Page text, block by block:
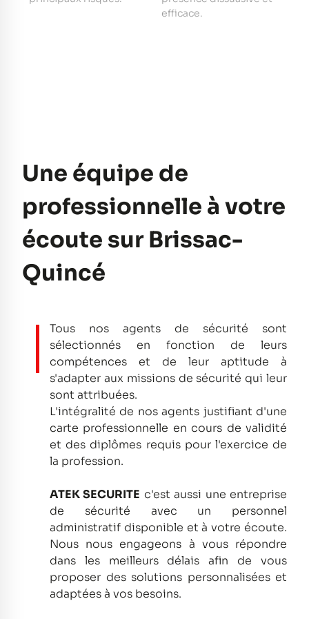
efficace.
Une équipe de
professionnelle à votre
écoute sur Brissac-
Quincé
Tous nos agents de sécurité sont
sélectionnés en fonction de leurs
compétences et de leur aptitude à
s'adapter aux missions de sécurité qui leur
sont attribuées.
L'intégralité de nos agents justifiant d'une
carte professionnelle en cours de validité
et des diplômes requis pour l'exercice de
la profession.
ATEK SECURITE c'est aussi une entreprise
de sécurité avec un personnel
administratif disponible et à votre écoute.
Nous nous engageons à vous répondre
dans les meilleurs délais afin de vous
proposer des solutions personnalisées et
adaptées à vos besoins.